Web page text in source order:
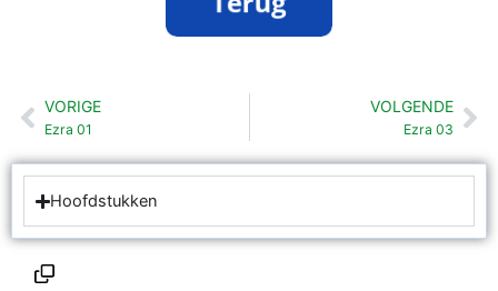
Vorige
VORIGE
Ezra 01
VOLGENDE
Ezra 03
Hoofdstukken